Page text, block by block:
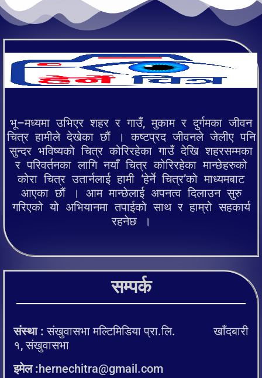
भू–मध्यमा उभिएर शहर र गाउँ, मुकाम र दुर्गमका जीवन
चित्र हामीले देखेका छौं । कष्टप्रद जीवनले जेलीए पनि
सुन्दर भविष्यको चित्र कोरिरहेका गाउँ देखि शहरसम्मका
र परिवर्तनका लागि नयाँ चित्र कोरिरहेका मान्छेहरुको
कोरा चित्र उतार्नलाई हामी ‘हेर्ने चित्र’को माध्यमबाट
आएका छौं । आम मान्छेलाई अपनत्व दिलाउन सुरु
गरिएको यो अभियानमा तपाईको साथ र हाम्रो सहकार्य
रहनेछ ।
सम्पर्क
संस्था : संखुवासभा मल्टिमिडिया प्रा.लि. खाँदबारी
१, संखुवासभा
इमेल :hernechitra@gmail.com